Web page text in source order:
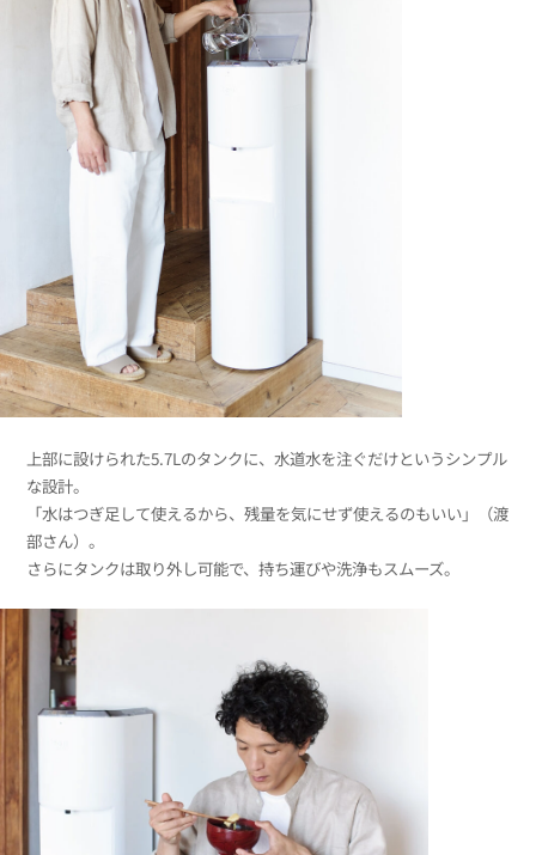
上部に設けられた5.7Lのタンクに、水道水を注ぐだけというシンプル
な設計。
「水はつぎ足して使えるから、残量を気にせず使えるのもいい」（渡
部さん）。
さらにタンクは取り外し可能で、持ち運びや洗浄もスムーズ。